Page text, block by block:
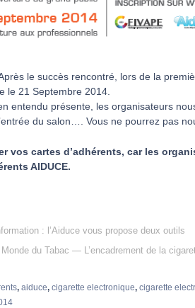
le succès rencontré, lors de la
le 21 Septembre 2014.
entendu présente, les organisateurs
du salon…. Vous ne pourrez pas
vos cartes d’adhérents, car les
AIDUCE.
: l’Aiduce vous propose deux outils
du Tabac — L’encadrement de la
, aiduce, cigarette electronique, cigarette